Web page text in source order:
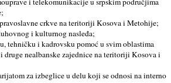
crkve na teritoriji Kosova i Metohije;
i kulturnog nasleđa;
tehničku i kadrovsku pomoć u svim oblastima
druge nealbanske zajednice na teritoriji Kosova i
za izbeglice u delu koji se odnosi na interno